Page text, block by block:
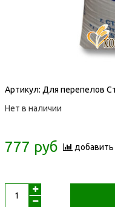
Артикул: Для перепелов
Нет в наличии
777 руб